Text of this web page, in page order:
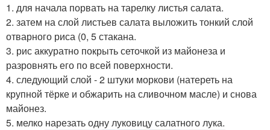
1. для начала порвать на тарелку листья салата.
2. затем на слой листьев салата выложить тонкий слой
отварного риса (0, 5 стакана.
3. рис аккуратно покрыть сеточкой из майонеза и
разровнять его по всей поверхности.
4. следующий слой - 2 штуки моркови (натереть на
крупной тёрке и обжарить на сливочном масле) и снова
майонез.
5. мелко нарезать одну луковицу салатного лука.